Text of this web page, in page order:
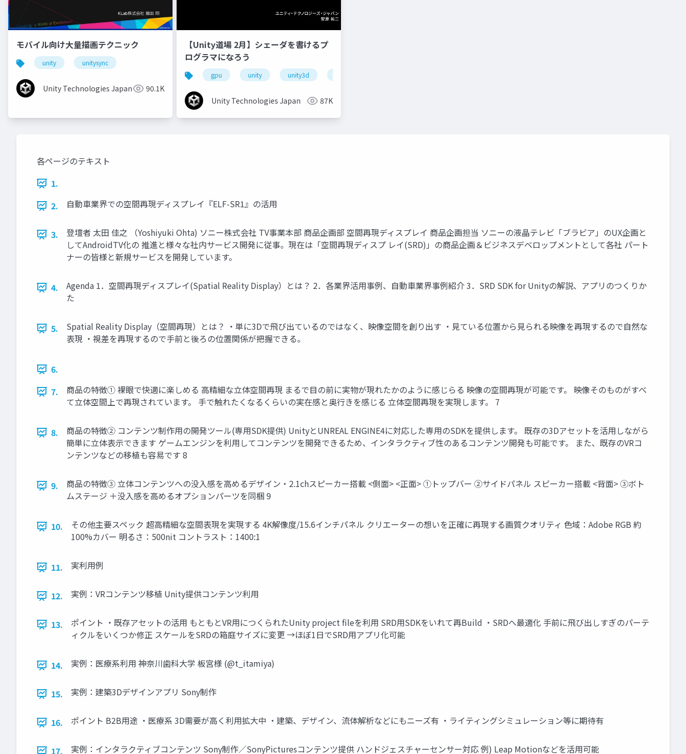
モバイル向け大量描画テクニック
unity unitysync
Unity Technologies Japan 90.1K
【Unity道場 2月】シェーダを書けるプ
ログラマになろう
gpu unity unity3d
Unity Technologies Japan 87K
各ページのテキスト
1.
2.
自動車業界での空間再現ディスプレイ『ELF-SR1』の活用
3.
登壇者 太田 佳之 （Yoshiyuki Ohta) ソニー株式会社 TV事業本部 商品企画部 空間再現ディスプレイ 商品企画担当 ソニーの液晶テレビ「ブラビア」のUX企画と
してAndroidTV化の 推進と様々な社内サービス開発に従事。現在は「空間再現ディスプ レイ(SRD)」の商品企画＆ビジネスデベロップメントとして各社 パート
ナーの皆様と新規サービスを開発しています。
4.
Agenda 1．空間再現ディスプレイ(Spatial Reality Display）とは？ 2．各業界活用事例、自動車業界事例紹介 3．SRD SDK for Unityの解説、アプリのつくりか
た
5.
Spatial Reality Display（空間再現）とは？ ・単に3Dで飛び出ているのではなく、映像空間を創り出す ・見ている位置から見られる映像を再現するので自然な
表現 ・視差を再現するので手前と後ろの位置関係が把握できる。
6.
7.
商品の特徴① 裸眼で快適に楽しめる 高精細な立体空間再現 まるで目の前に実物が現れたかのように感じらる 映像の空間再現が可能です。 映像そのものがすべ
て立体空間上で再現されています。 手で触れたくなるくらいの実在感と奥行きを感じる 立体空間再現を実現します。 7
8.
商品の特徴② コンテンツ制作用の開発ツール(専用SDK提供) UnityとUNREAL ENGINE4に対応した専用のSDKを提供します。 既存の3Dアセットを活用しながら
簡単に立体表示できます ゲームエンジンを利用してコンテンツを開発できるため、インタラクティブ性のあるコンテンツ開発も可能です。 また、既存のVRコ
ンテンツなどの移植も容易です 8
9.
商品の特徴③ 立体コンテンツへの没入感を高めるデザイン・2.1chスピーカー搭載 <側面> <正面> ①トップバー ②サイドパネル スピーカー搭載 <背面> ③ボト
ムステージ ＋没入感を高めるオプションパーツを同梱 9
10.
その他主要スペック 超高精細な空間表現を実現する 4K解像度/15.6インチパネル クリエーターの想いを正確に再現する画質クオリティ 色域：Adobe RGB 約
100%カバー 明るさ：500nit コントラスト：1400:1
11. 実利用例
12. 実例：VRコンテンツ移植 Unity提供コンテンツ利用
13.
ポイント ・既存アセットの活用 もともとVR用につくられたUnity project fileを利用 SRD用SDKをいれて再Build ・SRDへ最適化 手前に飛び出しすぎのパーテ
ィクルをいくつか修正 スケールをSRDの箱庭サイズに変更 →ほぼ1日でSRD用アプリ化可能
14. 実例：医療系利用 神奈川歯科大学 板宮様 (@t_itamiya)
15. 実例：建築3Dデザインアプリ Sony制作
16. ポイント B2B用途 ・医療系 3D需要が高く利用拡大中 ・建築、デザイン、流体解析などにもニーズ有 ・ライティングシミュレーション等に期待有
17. 実例：インタラクティブコンテンツ Sony制作／SonyPicturesコンテンツ提供 ハンドジェスチャーセンサー対応 例) Leap Motionなどを活用可能